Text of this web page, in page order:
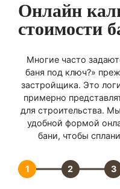
Онлайн
стоимости
Многие часто
баня под ключ?»
застройщика. Это
примерно
для строительства.
удобной формой
бани, чтобы
1 2 3